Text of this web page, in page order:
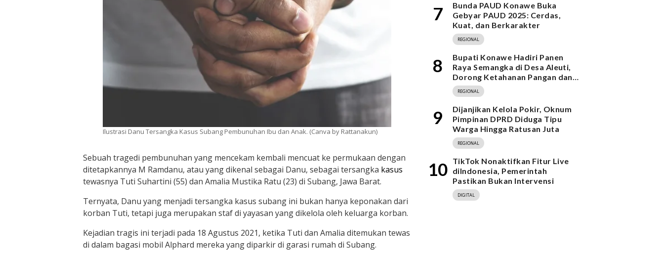
Ilustrasi Danu Tersangka Kasus Subang Pembunuhan Ibu dan Anak. (Canva by Rattanakun)
Sebuah tragedi pembunuhan yang mencekam kembali mencuat ke permukaan dengan
ditetapkannya M Ramdanu, atau yang dikenal sebagai Danu, sebagai tersangka kasus
tewasnya Tuti Suhartini (55) dan Amalia Mustika Ratu (23) di Subang, Jawa Barat.
Ternyata, Danu yang menjadi tersangka kasus subang ini bukan hanya keponakan dari
korban Tuti, tetapi juga merupakan staf di yayasan yang dikelola oleh keluarga korban.
Kejadian tragis ini terjadi pada 18 Agustus 2021, ketika Tuti dan Amalia ditemukan tewas
di dalam bagasi mobil Alphard mereka yang diparkir di garasi rumah di Subang.
7
Bunda PAUD Konawe Buka
Gebyar PAUD 2025: Cerdas,
Kuat, dan Berkarakter
REGIONAL
8
Bupati Konawe Hadiri Panen
Raya Semangka di Desa Aleuti,
Dorong Ketahanan Pangan dan
Program MBG
REGIONAL
9
Dijanjikan Kelola Pokir, Oknum
Pimpinan DPRD Diduga Tipu
Warga Hingga Ratusan Juta
REGIONAL
10 TikTok Nonaktifkan Fitur Live
diIndonesia, Pemerintah
Pastikan Bukan Intervensi
DIGITAL